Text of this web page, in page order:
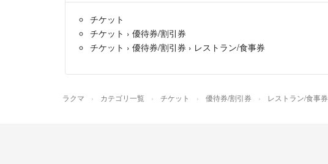
チケット
チケット › 優待券/割引券
チケット › 優待券/割引券 › レストラン/食事券
ラクマ カテゴリ一覧 チケット 優待券/割引券 レストラン/食事券